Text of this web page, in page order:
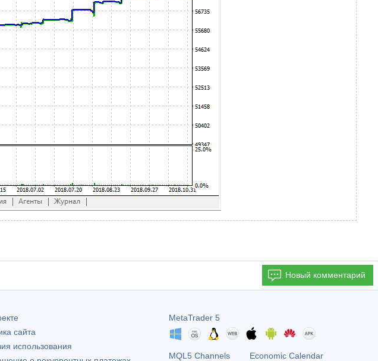
Новый комментарий
сайта
использования
MetaTrader 5
MQL5 Channels Economic Calendar